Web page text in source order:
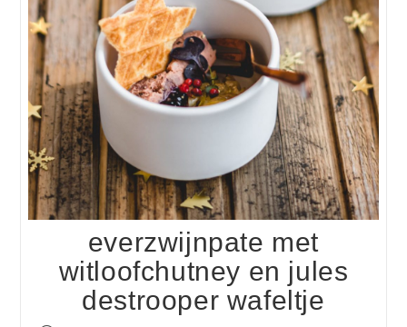
everzwijnpate met
witloofchutney en jules
destrooper wafeltje